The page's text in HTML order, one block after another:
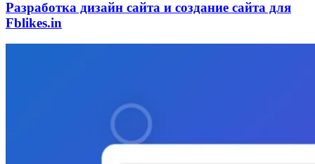
Разработка дизайн сайта и создание сайта для
Fblikes.in